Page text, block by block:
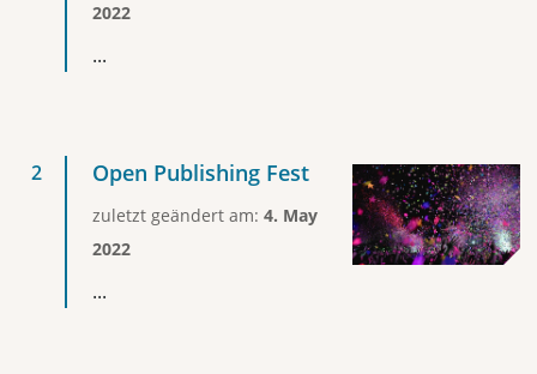
2022
...
Open Publishing Fest
zuletzt geändert am: 4. May
2022
...